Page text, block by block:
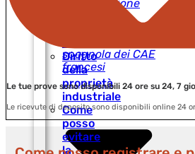
Registrazione
spagnola dei CAE
francesi
Diritto
della
proprietà
industriale
Come
posso
evitare
la
Le tue prove sono disponibili 24 ore su 24, 7
Le ricevute di deposito sono disponibili online 24